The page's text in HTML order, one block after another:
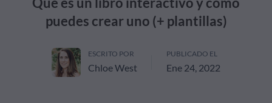
puedes crear uno (+ plantillas)
ESCRITO POR
Chloe West
PUBLICADO EL
Ene 24, 2022